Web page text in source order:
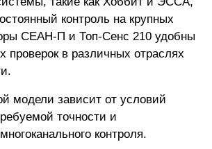
контроль на крупных
СЕАН-П и Топ-Сенс 210 удобны
проверок в различных отраслях
модели зависит от условий
точности и
контроля.